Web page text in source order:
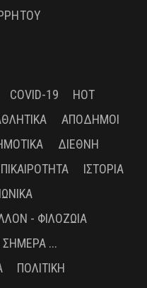
COVID-19
HOT
ΑΠΌΔΗΜΟΙ
ΔΙΕΘΝΉ
ΙΣΤΟΡΊΑ
- ΦΙΛΟΖΩΊΑ
...
ΠΟΛΙΤΙΚΉ